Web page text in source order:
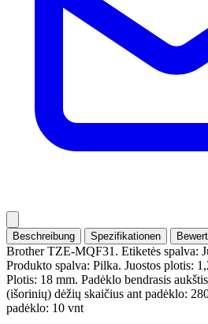
Beschreibung Spezifikationen
Brother TZE-MQF31. Etiketės spalva:
Produkto spalva: Pilka. Juostos plotis:
Plotis: 18 mm. Padėklo bendrasis
(išorinių) dėžių skaičius ant padėklo:
padėklo: 10 vnt